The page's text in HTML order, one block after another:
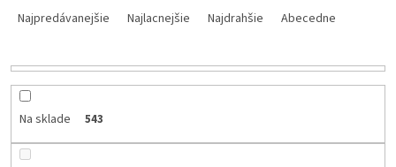
n
Najpredávanejšie Najlacnejšie Najdrahšie Abecedne
Na sklade 543